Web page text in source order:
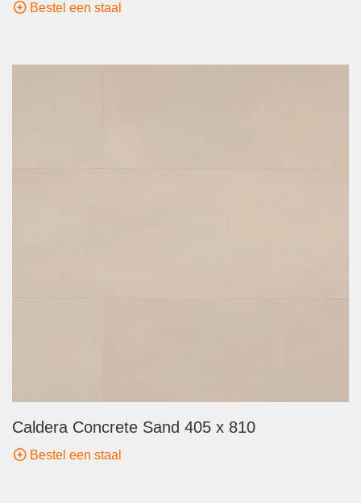
Bestel een staal
Caldera Concrete Sand 405 x 810
Bestel een staal